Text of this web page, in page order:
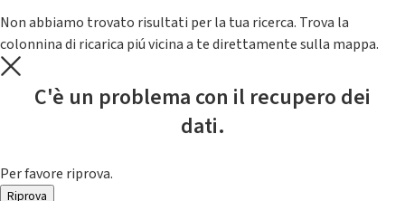
Non abbiamo trovato risultati per la tua ricerca. Trova la
colonnina di ricarica piú vicina a te direttamente sulla mappa.
C'è un problema con il recupero dei
dati.
Per favore riprova.
Riprova